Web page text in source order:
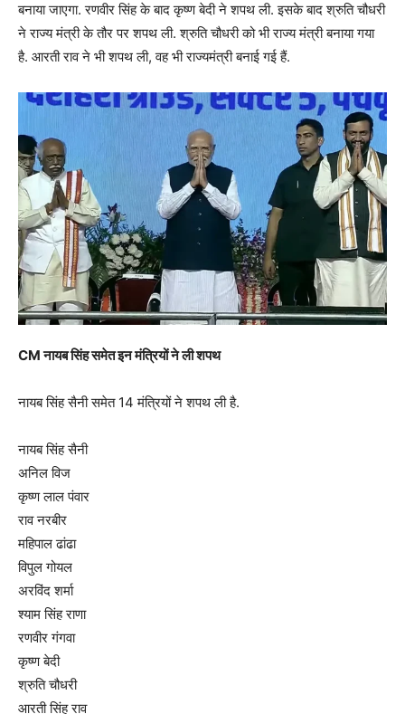
बनाया जाएगा. रणवीर सिंह के बाद कृष्ण बेदी ने शपथ ली. इसके बाद श्रुति चौधरी
ने राज्य मंत्री के तौर पर शपथ ली. श्रुति चौधरी को भी राज्य मंत्री बनाया गया
है. आरती राव ने भी शपथ ली, वह भी राज्यमंत्री बनाई गई हैं.
CMनायब सिंह समेत इन मंत्रियों ने ली शपथ
नायब सिंह सैनी समेत 14 मंत्रियों ने शपथ ली है.
नायब सिंह सैनी
अनिल विज
कृष्ण लाल पंवार
राव नरबीर
महिपाल ढांढा
विपुल गोयल
अरविंद शर्मा
श्याम सिंह राणा
रणवीर गंगवा
कृष्ण बेदी
श्रुति चौधरी
आरती सिंह राव